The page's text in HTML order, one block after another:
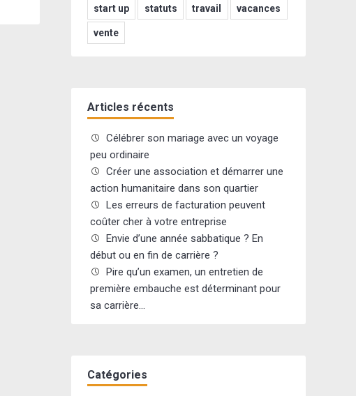
start up statuts travail vacances
vente
Articles récents
Célébrer son mariage avec un voyage
peu ordinaire
Créer une association et démarrer une
action humanitaire dans son quartier
Les erreurs de facturation peuvent
coûter cher à votre entreprise
Envie d’une année sabbatique ? En
début ou en fin de carrière ?
Pire qu’un examen, un entretien de
première embauche est déterminant pour
sa carrière…
Catégories